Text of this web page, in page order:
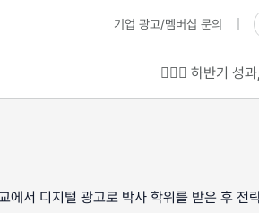
기업 광고/멤버십 문의
💁🏻‍♂️ 하반기 성
에서 디지털 광고로 박사 학위를 받은 후 전